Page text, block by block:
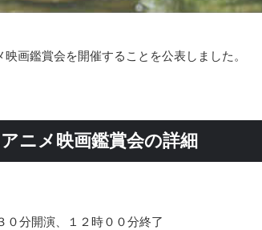
画鑑賞会を開催することを公表しました。
ニメ映画鑑賞会の詳細
０分開演、１２時００分終了